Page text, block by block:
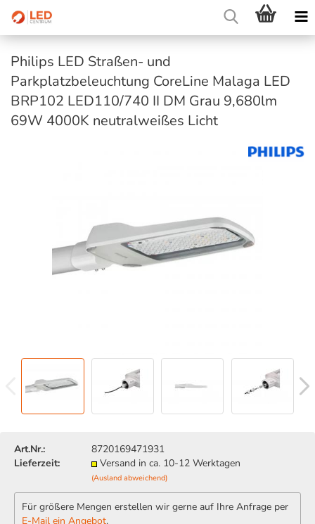
Philips LED Straßen- und
Parkplatzbeleuchtung CoreLine Malaga LED
BRP102 LED110/740 II DM Grau 9,680lm
69W 4000K neutralweißes Licht
Art.Nr.:
8720169471931
Lieferzeit:
Versand in ca. 10-12 Werktagen
(Ausland abweichend)
Für größere Mengen erstellen wir gerne auf Ihre Anfrage per
E-Mail ein Angebot.